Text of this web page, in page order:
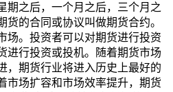
期之后，一个月之后，三个月之
货的合同或协议叫做期货合约。
场。投资者可以对期货进行投资
进行投资或投机。随着期货市场
，期货行业将进入历史上最好的
市场扩容和市场效率提升，期货